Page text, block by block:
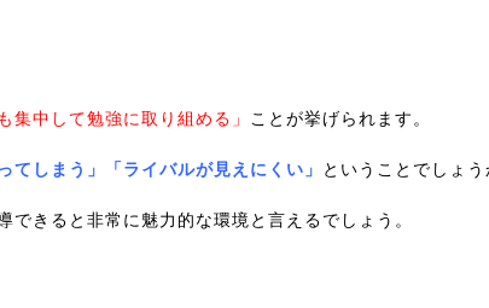
集中して勉強に取り組める」 ことが挙げられます。
てしまう」「ライバルが見えにくい」 ということでしょ
きると非常に魅力的な環境と言えるでしょう。